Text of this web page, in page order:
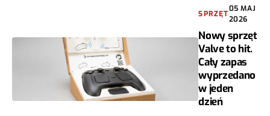
SPRZĘT
05 MAJ
2026
Nowy sprzęt
Valve to hit.
Cały zapas
wyprzedano
w jeden
dzień